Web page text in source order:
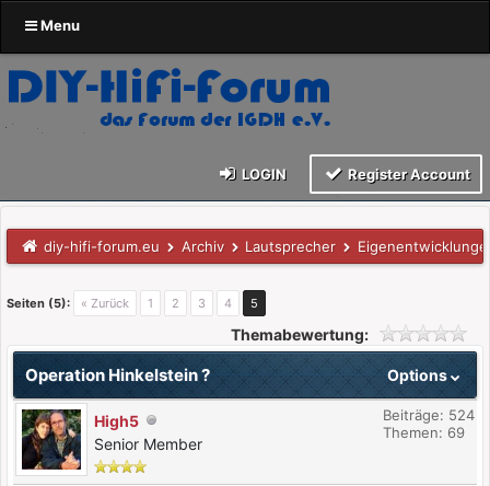
Menu
LOGIN Register Account
diy-hifi-forum.eu Archiv Lautsprecher
Seiten (5): « Zurück 1 2 3 4 5
Themabewertung:
Options
Operation Hinkelstein ?
High5
Senior Member
Beiträge: 524
Themen: 69